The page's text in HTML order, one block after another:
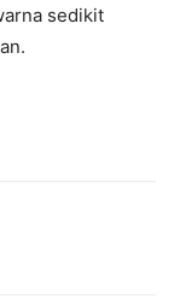
sedikit